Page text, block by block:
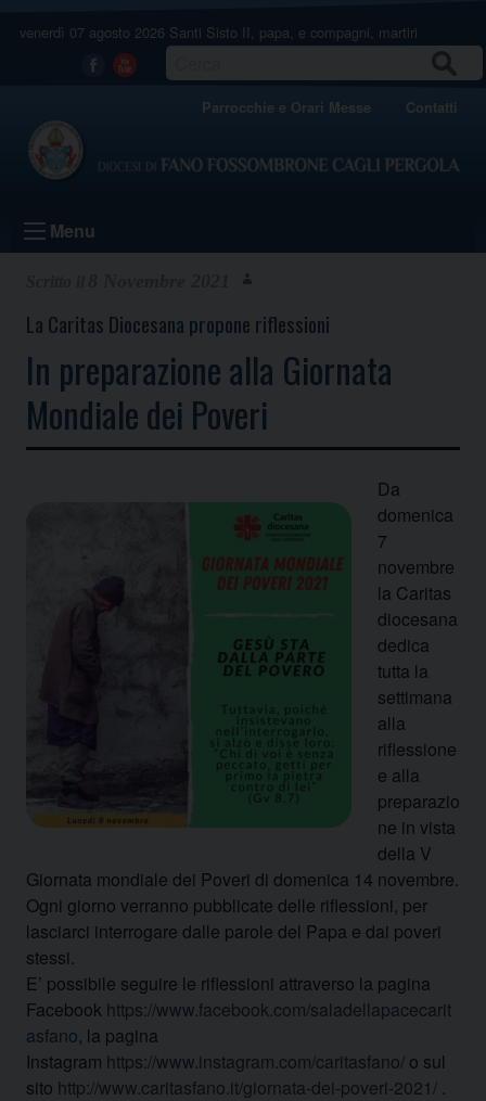
venerdì 07 agosto 2026 Santi Sisto II, papa, e compagni, martiri
Facebook
Youtube
Parrocchie e Orari Messe Contatti
Menu
La Caritas Diocesana propone riflessioni
In preparazione alla Giornata
Mondiale dei Poveri
Da
domenica
7
novembre
la Caritas
diocesana
dedica
tutta la
settimana
alla
riflessione
e alla
preparazio
ne in vista
della V
Giornata mondiale dei Poveri di domenica 14 novembre.
Ogni giorno verranno pubblicate delle riflessioni, per
lasciarci interrogare dalle parole del Papa e dai poveri
stessi.
E’ possibile seguire le riflessioni attraverso la pagina
Facebook https://www.facebook.com/saladellapacecarit
asfano, la pagina
Instagram https://www.instagram.com/caritasfano/ o sul
sito http://www.caritasfano.it/giornata-dei-poveri-2021/ .